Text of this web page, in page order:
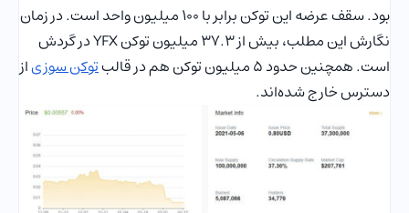
بود. سقف عرضه این توکن برابر با 100 میلیون واحد است. در زمان
نگارش این مطلب، بیش از 37.3 میلیون توکن YFX در گردش
است. همچنین حدود 5 میلیون توکن هم در قالب
توکن سوزیاز
دسترس خارج شده‌اند.